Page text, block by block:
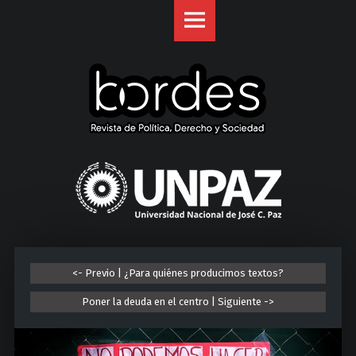
U
n
i
v
r
s
i
d
a
<- Previo | ¿Para quiénes producimos textos?
Poner la deuda en el centro | Siguiente ->